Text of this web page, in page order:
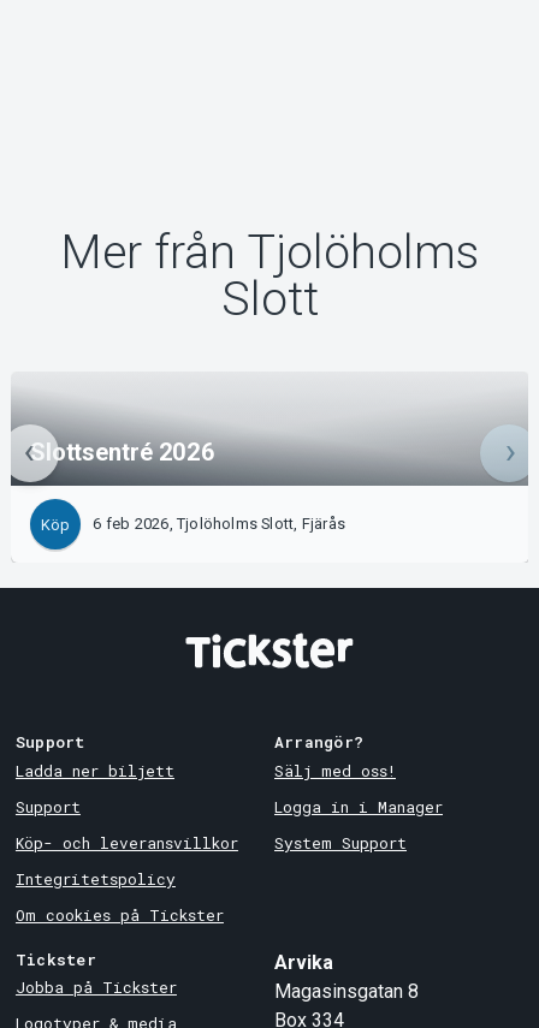
Mer från Tjolöholms
Slott
Slottsentré 2026
Köp 6 feb 2026, Tjolöholms Slott, Fjärås
Support
Ladda ner biljett
Support
Köp- och leveransvillkor
Integritetspolicy
Om cookies på Tickster
Arrangör?
Sälj med oss!
Logga in i Manager
System Support
Tickster
Jobba på Tickster
Logotyper & media
Arvika
Magasinsgatan 8
Box 334